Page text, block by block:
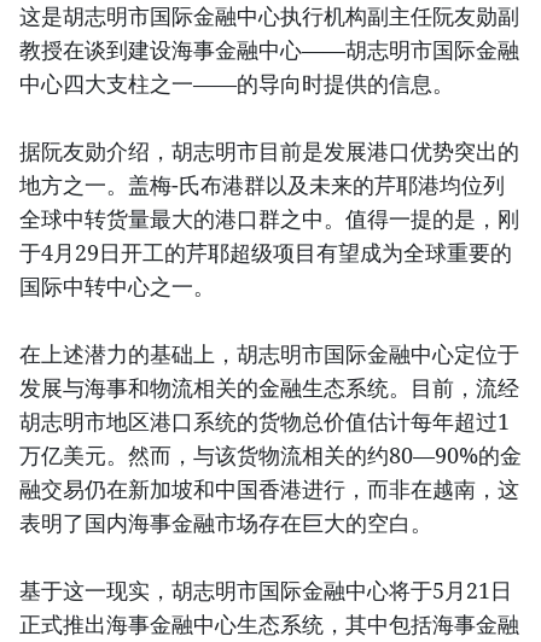
这是胡志明市国际金融中心执行机构副主任阮友勋副
教授在谈到建设海事金融中心——胡志明市国际金融
中心四大支柱之一——的导向时提供的信息。
据阮友勋介绍，胡志明市目前是发展港口优势突出的
地方之一。盖梅-氏布港群以及未来的芹耶港均位列
全球中转货量最大的港口群之中。值得一提的是，刚
于4月29日开工的芹耶超级项目有望成为全球重要的
国际中转中心之一。
在上述潜力的基础上，胡志明市国际金融中心定位于
发展与海事和物流相关的金融生态系统。目前，流经
胡志明市地区港口系统的货物总价值估计每年超过1
万亿美元。然而，与该货物流相关的约80—90%的金
融交易仍在新加坡和中国香港进行，而非在越南，这
表明了国内海事金融市场存在巨大的空白。
基于这一现实，胡志明市国际金融中心将于5月21日
正式推出海事金融中心生态系统，其中包括海事金融